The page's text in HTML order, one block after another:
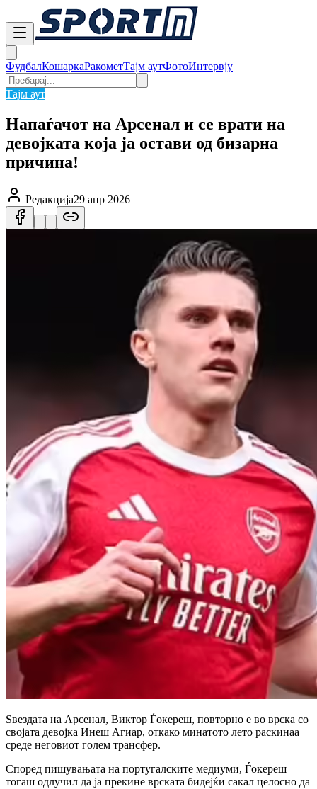
ФудбалКошаркаРакометТајм аутФотоИнтервју
Тајм аут
Напаѓачот на Арсенал и се врати на
девојката која ја остави од бизарна
причина!
Редакција29 апр 2026
Ѕвездата на Арсенал, Виктор Ѓокереш, повторно е во врска со
својата девојка Инеш Агиар, откако минатото лето раскинаа
среде неговиот голем трансфер.
Според пишувањата на португалските медиуми, Ѓокереш
тогаш одлучил да ја прекине врската бидејќи сакал целосно да